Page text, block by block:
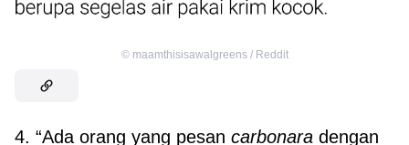
© maamthisisawalgreens / Reddit
4. “Ada orang yang pesan carbonara dengan